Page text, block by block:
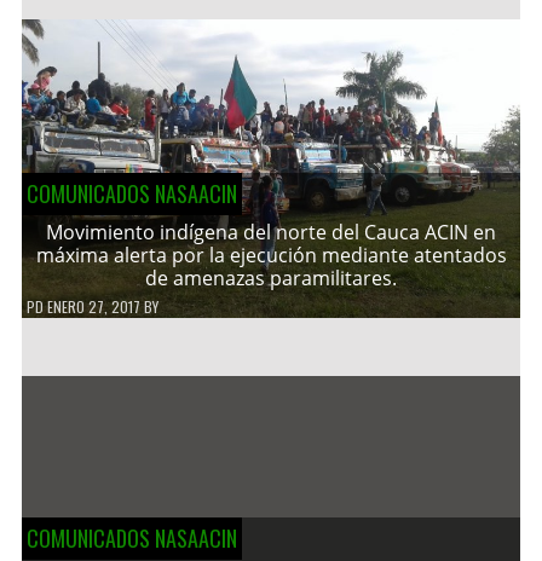
COMUNICADOS NASAACIN
Movimiento indígena del norte del Cauca ACIN en
máxima alerta por la ejecución mediante atentados
de amenazas paramilitares.
PDENERO 27, 2017 BY
COMUNICADOS NASAACIN